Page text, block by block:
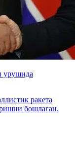
урушида
ракета
бошлаган.